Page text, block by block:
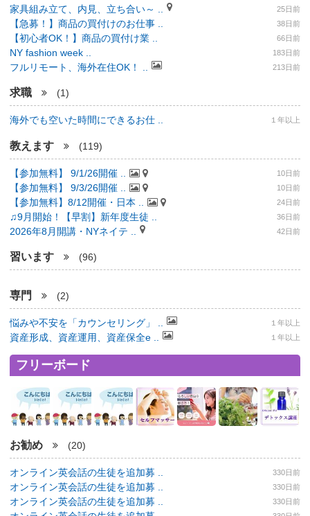
家具組み立て、内見、立ち合い～ .. 25日前
【急募！】商品の買付けのお仕事 .. 38日前
【初心者OK！】商品の買付け業 .. 66日前
NY fashion week .. 183日前
フルリモート、海外在住OK！ .. 213日前
求職 (1)
海外でも空いた時間にできるお仕 .. １年以上
教えます (119)
【参加無料】 9/1/26開催 .. 10日前
【参加無料】 9/3/26開催 .. 10日前
【参加無料】8/12開催・日本 .. 24日前
♫9月開始！【早割】新年度生徒 .. 36日前
2026年8月開講・NYネイテ .. 42日前
習います (96)
専門 (2)
悩みや不安を「カウンセリング」 .. １年以上
資産形成、資産運用、資産保全e .. １年以上
フリーボード
お勧め (20)
オンライン英会話の生徒を追加募 .. 330日前
オンライン英会話の生徒を追加募 .. 330日前
オンライン英会話の生徒を追加募 .. 330日前